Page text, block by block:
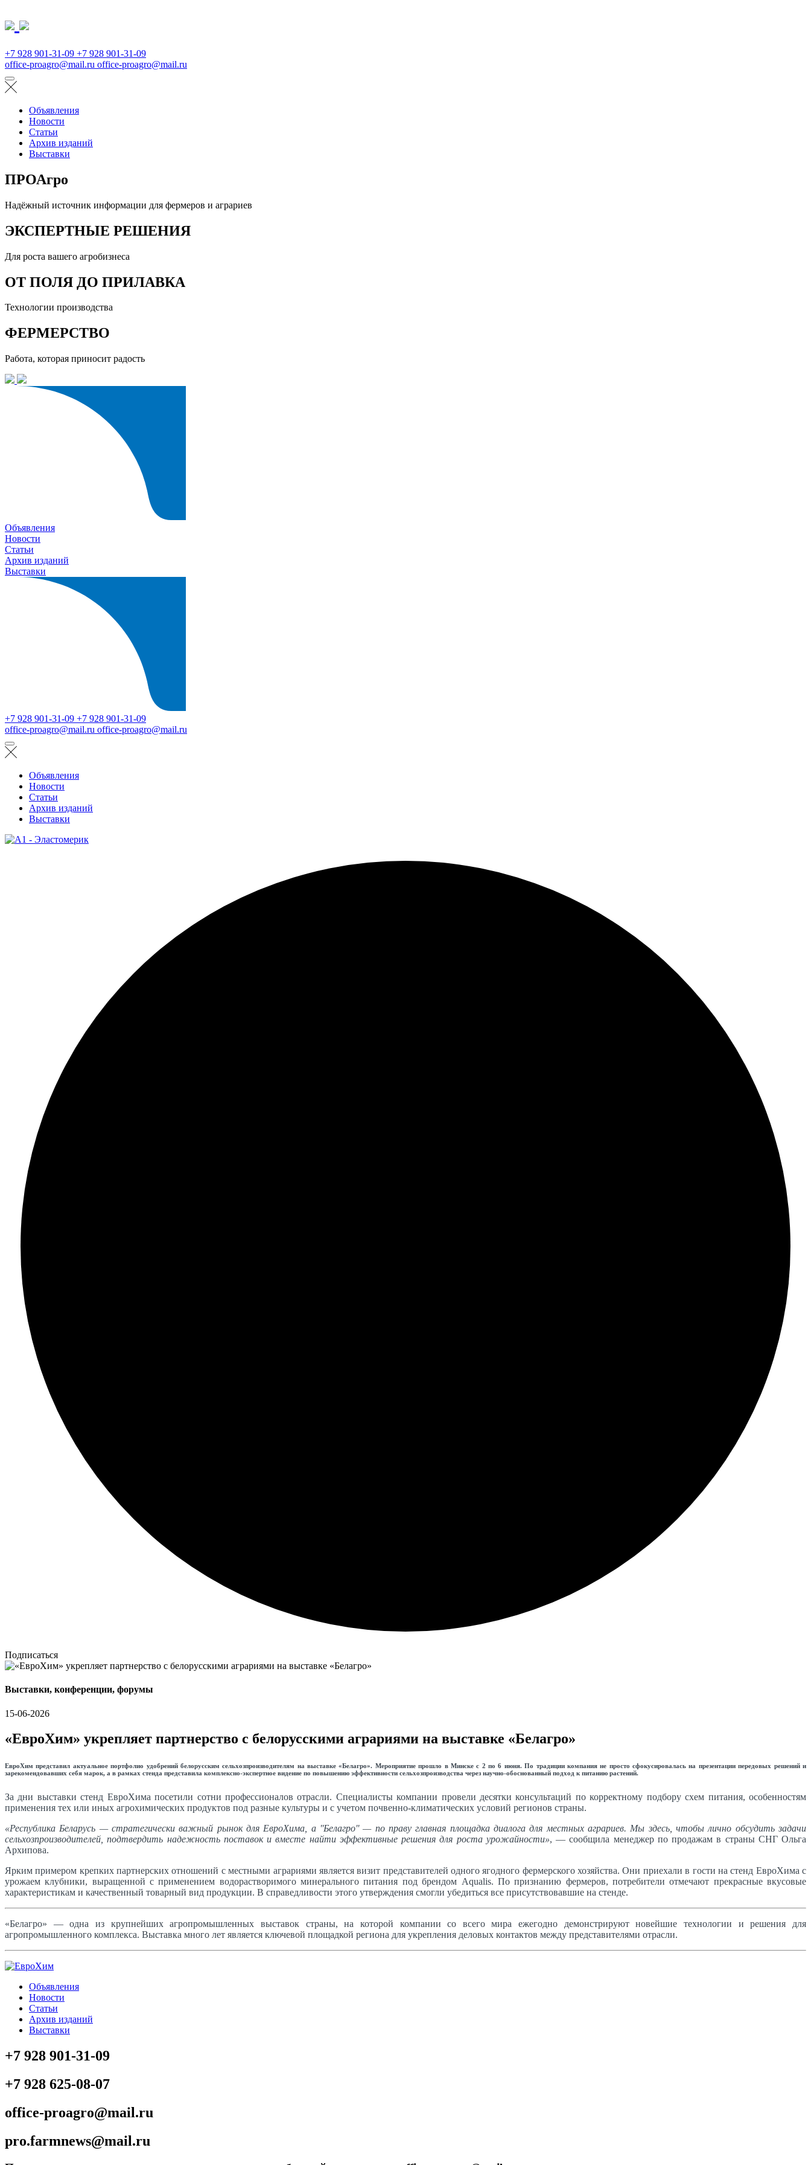
+7 928 901-31-09 +7 928 901-31-09
office-proagro@mail.ru office-proagro@mail.ru
Объявления
Новости
Статьи
Архив изданий
Выставки
ПРОАгро
Надёжный источник информации для фермеров и аграриев
ЭКСПЕРТНЫЕ РЕШЕНИЯ
Для роста вашего агробизнеса
ОТ ПОЛЯ ДО ПРИЛАВКА
Технологии производства
ФЕРМЕРСТВО
Работа, которая приносит радость
Объявления
Новости
Статьи
Архив изданий
Выставки
+7 928 901-31-09 +7 928 901-31-09
office-proagro@mail.ru office-proagro@mail.ru
Объявления
Новости
Статьи
Архив изданий
Выставки
Подписаться
Выставки, конференции, форумы
15-06-2026
«ЕвроХим» укрепляет партнерство с белорусскими аграриями на выставке «Белагро»
ЕвроХим представил актуальное портфолио удобрений белорусским сельхозпроизводителям на выставке «Белагро». Мероприятие прошло в Минске с 2 по 6 июня. По традиции компания не просто сфокусировалась на презентации передовых решений и
зарекомендовавших себя марок, а в рамках стенда представила комплексно-экспертное видение по повышению эффективности сельхозпроизводства через научно-обоснованный подход к питанию растений.
За дни выставки стенд ЕвроХима посетили сотни профессионалов отрасли. Специалисты компании провели десятки консультаций по корректному подбору схем питания, особенностям
применения тех или иных агрохимических продуктов под разные культуры и с учетом почвенно-климатических условий регионов страны.
«Республика Беларусь — стратегически важный рынок для ЕвроХима, а ''Белагро'' — по праву главная площадка диалога для местных аграриев. Мы здесь, чтобы лично обсудить задачи
сельхозпроизводителей, подтвердить надежность поставок и вместе найти эффективные решения для роста урожайности», — сообщила менеджер по продажам в страны СНГ Ольга
Архипова.
Ярким примером крепких партнерских отношений с местными аграриями является визит представителей одного ягодного фермерского хозяйства. Они приехали в гости на стенд ЕвроХима с
урожаем клубники, выращенной с применением водорастворимого минерального питания под брендом Aqualis. По признанию фермеров, потребители отмечают прекрасные вкусовые
характеристикам и качественный товарный вид продукции. В справедливости этого утверждения смогли убедиться все присутствовавшие на стенде.
«Белагро» — одна из крупнейших агропромышленных выставок страны, на которой компании со всего мира ежегодно демонстрируют новейшие технологии и решения для
агропромышленного комплекса. Выставка много лет является ключевой площадкой региона для укрепления деловых контактов между представителями отрасли.
Объявления
Новости
Статьи
Архив изданий
Выставки
+7 928 901-31-09
+7 928 625-08-07
office-proagro@mail.ru
pro.farmnews@mail.ru